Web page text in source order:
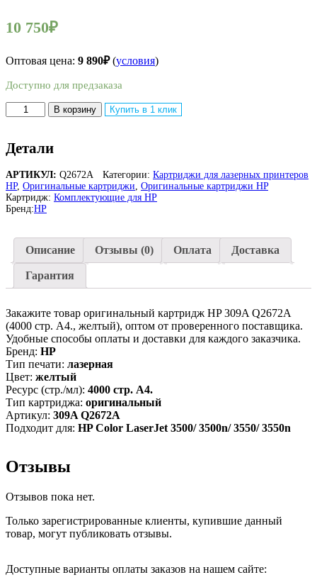
10 750₽
Оптовая цена: 9 890₽(условия)
Доступно для предзаказа
Количество
товара
лазерный
картридж
HP
309A
Q2672A
для
Color
LaserJet
3500/
3550/
3550n,
4000
страниц
В корзину Купить в 1 клик
Детали
АРТИКУЛ: Q2672A Категории: Картриджи для лазерных принтеров
HP, Оригинальные картриджи, Оригинальные картриджи HP
Картридж: Комплектующие для HP
Бренд:HP
Описание Отзывы (0) Оплата Доставка
Гарантия
Закажите товар оригинальный картридж HP 309A Q2672A
(4000 стр. А4., желтый), оптом от проверенного поставщика.
Удобные способы оплаты и доставки для каждого заказчика.
Бренд: HP
Тип печати: лазерная
Цвет: желтый
Ресурс (стр./мл): 4000 стр. А4.
Тип картриджа: оригинальный
Артикул: 309A Q2672A
Подходит для: HP Color LaserJet 3500/ 3500n/ 3550/ 3550n
Отзывы
Отзывов пока нет.
Только зарегистрированные клиенты, купившие данный
товар, могут публиковать отзывы.
Доступные варианты оплаты заказов на нашем сайте: